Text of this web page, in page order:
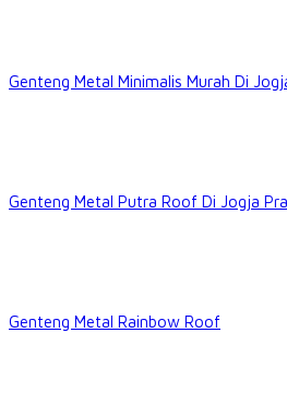
Genteng Metal Minimalis Murah Di
Genteng Metal Putra Roof Di Jogja
Genteng Metal Rainbow Roof